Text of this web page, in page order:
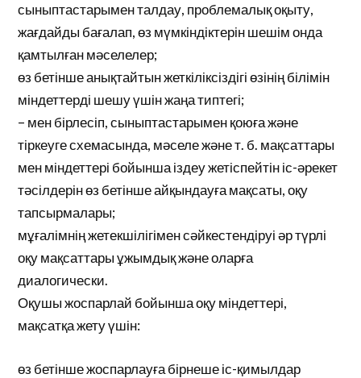
сыныптастарымен талдау, проблемалық оқыту,
жағдайды бағалап, өз мүмкіндіктерін шешім онда
қамтылған мәселелер;
өз бетінше анықтайтын жеткіліксіздігі өзінің білімін
міндеттерді шешу үшін жаңа типтегі;
– мен бірлесіп, сыныптастарымен қоюға және
тіркеуге схемасында, мәселе және т. б. мақсаттары
мен міндеттері бойынша іздеу жетіспейтін іс-әрекет
тәсілдерін өз бетінше айқындауға мақсаты, оқу
тапсырмалары;
мұғалімнің жетекшілігімен сәйкестендіруі әр түрлі
оқу мақсаттары ұжымдық және оларға
диалогически.
Оқушы жоспарлай бойынша оқу міндеттері,
мақсатқа жету үшін:
өз бетінше жоспарлауға бірнеше іс-қимылдар